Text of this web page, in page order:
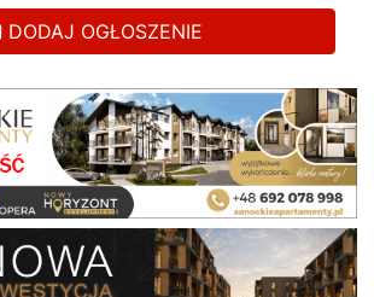
DODAJ OGŁOSZENIE